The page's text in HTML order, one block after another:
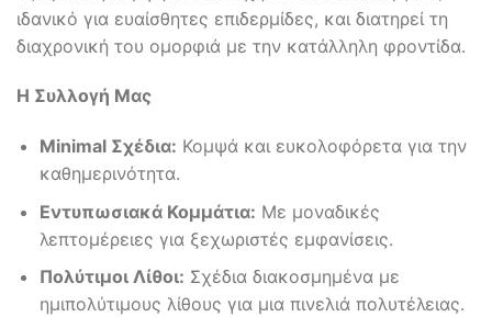
ιδανικό για ευαίσθητες επιδερμίδες, και διατηρεί τη
διαχρονική του ομορφιά με την κατάλληλη φροντίδα.
Η Συλλογή Μας
Minimal Σχέδια: Κομψά και ευκολοφόρετα για την
καθημερινότητα.
Εντυπωσιακά Κομμάτια: Με μοναδικές
λεπτομέρειες για ξεχωριστές εμφανίσεις.
Πολύτιμοι Λίθοι: Σχέδια διακοσμημένα με
ημιπολύτιμους λίθους για μια πινελιά πολυτέλειας.